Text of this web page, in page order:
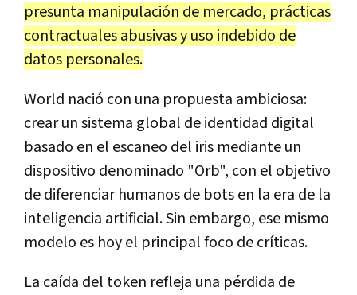
presunta manipulación de mercado, prácticas
contractuales abusivas y uso indebido de
datos personales.
World nació con una propuesta ambiciosa:
crear un sistema global de identidad digital
basado en el escaneo del iris mediante un
dispositivo denominado "Orb", con el objetivo
de diferenciar humanos de bots en la era de la
inteligencia artificial. Sin embargo, ese mismo
modelo es hoy el principal foco de críticas.
La caída del token refleja una pérdida de